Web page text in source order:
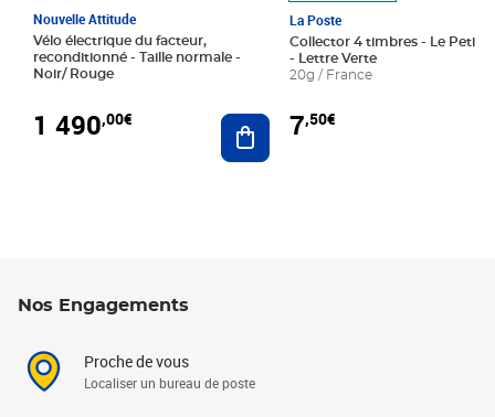
Nouvelle Attitude
Vélo électrique du facteur,
reconditionné - Taille normale -
Noir/ Rouge
1 490,00€ Ajouter au panier
La Poste
Collector 4 timbres - Le Petit
- Lettre Verte
20g / France
7,50€
Nos Engagements
Proche de vous
Localiser un bureau de poste